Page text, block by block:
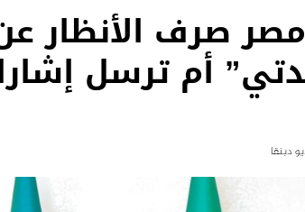
صرف الأنظار
أم ترسل
دبنقا